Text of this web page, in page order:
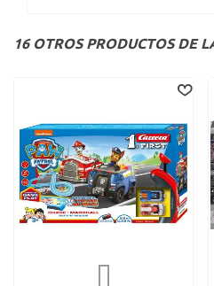
16 OTROS PRODUCTOS DE